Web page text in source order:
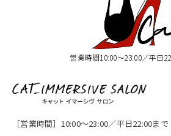
営業時間10:00〜23:00／平日
［営業時間］10:00〜23:00／平日22:00まで